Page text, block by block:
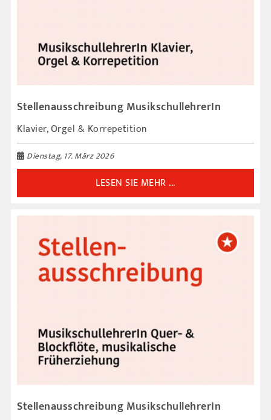
Stellenausschreibung MusikschullehrerIn
Klavier, Orgel & Korrepetition
Dienstag, 17. März 2026
LESEN SIE MEHR ...
Stellenausschreibung MusikschullehrerIn